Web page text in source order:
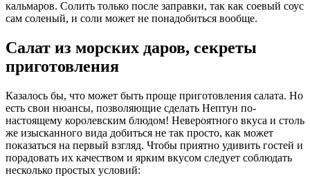
кальмаров. Солить только после заправки, так как соевый соус
сам соленый, и соли может не понадобиться вообще.
Салат из морских даров, секреты
приготовления
Казалось бы, что может быть проще приготовления салата. Но
есть свои нюансы, позволяющие сделать Нептун по-
настоящему королевским блюдом! Невероятного вкуса и столь
же изысканного вида добиться не так просто, как может
показаться на первый взгляд. Чтобы приятно удивить гостей и
порадовать их качеством и ярким вкусом следует соблюдать
несколько простых условий: